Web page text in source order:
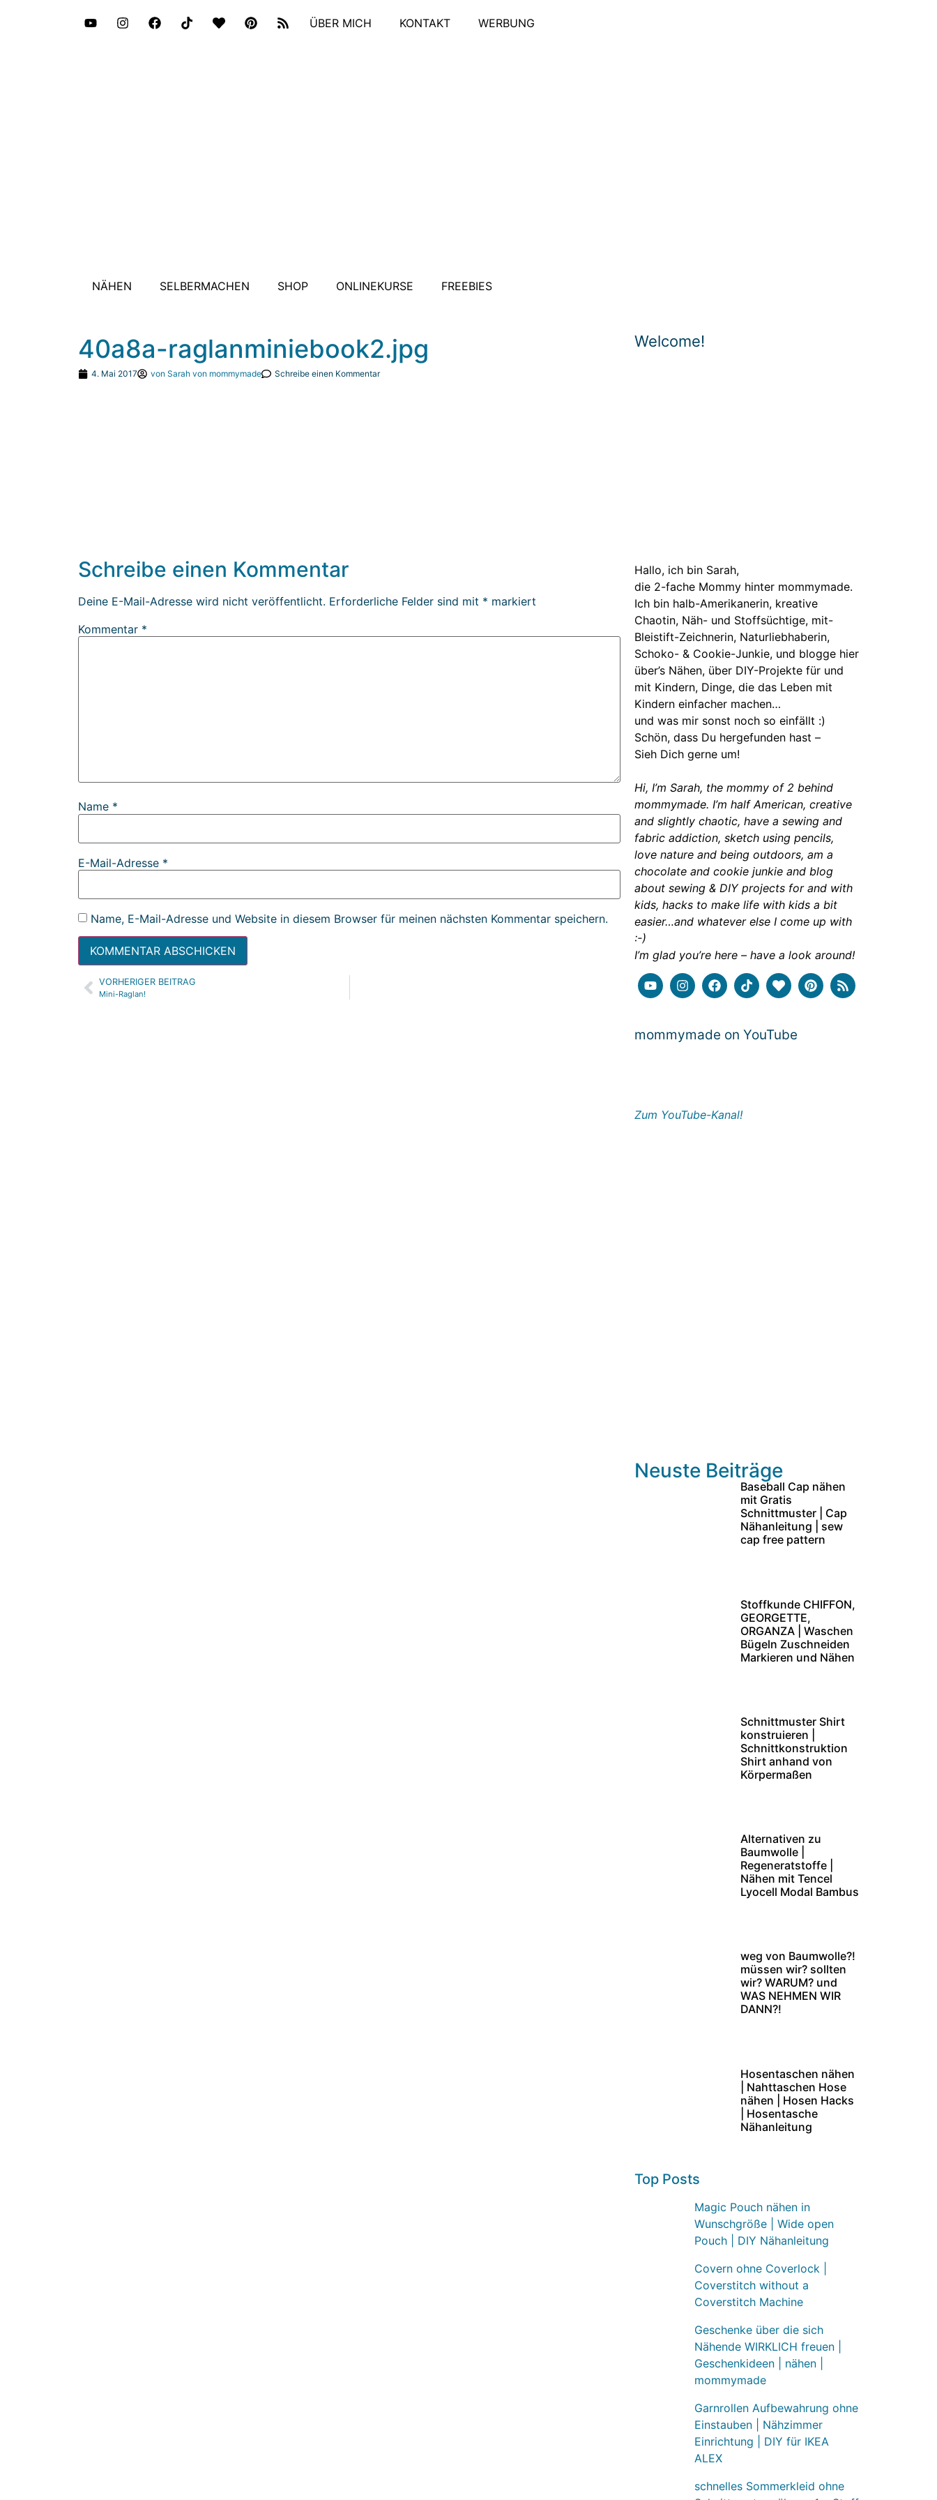
ÜBER MICH KONTAKT WERBUNG
NÄHEN SELBERMACHEN SHOP ONLINEKURSE FREEBIES
Welcome!
Hallo, ich bin Sarah,
die 2-fache Mommy hinter mommymade.
Ich bin halb-Amerikanerin, kreative
Chaotin, Näh- und Stoffsüchtige, mit-
Bleistift-Zeichnerin, Naturliebhaberin,
Schoko- & Cookie-Junkie, und blogge hier
über’s Nähen, über DIY-Projekte für und
mit Kindern, Dinge, die das Leben mit
Kindern einfacher machen…
und was mir sonst noch so einfällt :)
Schön, dass Du hergefunden hast –
Sieh Dich gerne um!
Hi, I’m Sarah, the mommy of 2 behind
mommymade. I’m half American, creative
and slightly chaotic, have a sewing and
fabric addiction, sketch using pencils,
love nature and being outdoors, am a
chocolate and cookie junkie and blog
about sewing & DIY projects for and with
kids, hacks to make life with kids a bit
easier…and whatever else I come up with
:-)
I’m glad you’re here – have a look around!
mommymade on YouTube
Zum YouTube-Kanal!
Neuste Beiträge
Baseball Cap nähen
mit Gratis
Schnittmuster | Cap
Nähanleitung | sew
cap free pattern
Stoffkunde CHIFFON,
GEORGETTE,
ORGANZA | Waschen
Bügeln Zuschneiden
Markieren und Nähen
Schnittmuster Shirt
konstruieren |
Schnittkonstruktion
Shirt anhand von
Körpermaßen
Alternativen zu
Baumwolle |
Regeneratstoffe |
Nähen mit Tencel
Lyocell Modal Bambus
weg von Baumwolle?!
müssen wir? sollten
wir? WARUM? und
WAS NEHMEN WIR
DANN?!
Hosentaschen nähen
| Nahttaschen Hose
nähen | Hosen Hacks
| Hosentasche
Nähanleitung
Top Posts
Magic Pouch nähen in
Wunschgröße | Wide open
Pouch | DIY Nähanleitung
Covern ohne Coverlock |
Coverstitch without a
Coverstitch Machine
Geschenke über die sich
Nähende WIRKLICH freuen |
Geschenkideen | nähen |
mommymade
Garnrollen Aufbewahrung ohne
Einstauben | Nähzimmer
Einrichtung | DIY für IKEA
ALEX
schnelles Sommerkleid ohne
40a8a-raglanminiebook2.jpg
4. Mai 2017 von Sarah von mommymade Schreibe einen Kommentar
Schreibe einen Kommentar
Deine E-Mail-Adresse wird nicht veröffentlicht. Erforderliche Felder sind mit * markiert
Kommentar *
Name *
E-Mail-Adresse *
Name, E-Mail-Adresse und Website in diesem Browser für meinen nächsten Kommentar speichern.
Alternative:
VORHERIGER BEITRAG
Mini-Raglan!